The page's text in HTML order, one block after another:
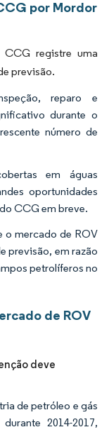
por Mordor
registre uma
previsão.
reparo e
durante o
número de
em águas
oportunidades
CCG em breve.
o mercado de ROV
previsão, em razão
petrolíferos no
de ROV
deve
de petróleo e gás
2014-2017,